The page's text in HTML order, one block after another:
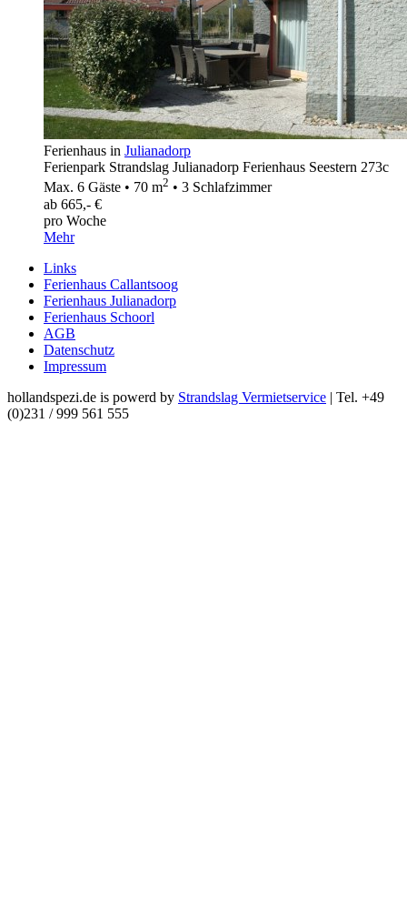
Ferienhaus in Julianadorp
Ferienpark Strandslag Julianadorp Ferienhaus Seestern 273c
Max. 6 Gäste • 70 m2 • 3 Schlafzimmer
ab 665,- €
pro Woche
Mehr
Links
Ferienhaus Callantsoog
Ferienhaus Julianadorp
Ferienhaus Schoorl
AGB
Datenschutz
Impressum
hollandspezi.de is powerd by Strandslag Vermietservice | Tel. +49
(0)231 / 999 561 555